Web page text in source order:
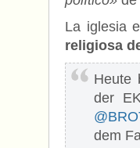
La iglesia
religiosa
Heute
der
dem